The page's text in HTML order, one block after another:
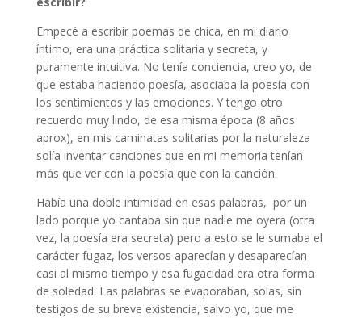
Empecé a escribir poemas de chica, en mi diario
íntimo, era una práctica solitaria y secreta, y
puramente intuitiva. No tenía conciencia, creo yo, de
que estaba haciendo poesía, asociaba la poesía con
los sentimientos y las emociones. Y tengo otro
recuerdo muy lindo, de esa misma época (8 años
aprox), en mis caminatas solitarias por la naturaleza
solía inventar canciones que en mi memoria tenían
más que ver con la poesía que con la canción.
Había una doble intimidad en esas palabras, por un
lado porque yo cantaba sin que nadie me oyera (otra
vez, la poesía era secreta) pero a esto se le sumaba el
carácter fugaz, los versos aparecían y desaparecían
casi al mismo tiempo y esa fugacidad era otra forma
de soledad. Las palabras se evaporaban, solas, sin
testigos de su breve existencia, salvo yo, que me